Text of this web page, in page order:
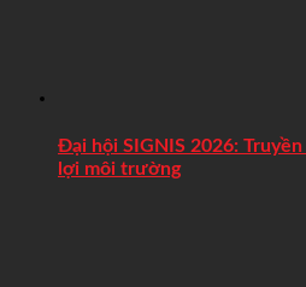
Đại hội SIGNIS 2026:
lợi môi trường